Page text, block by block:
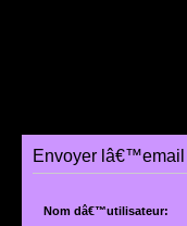
Envoyer
Nom dâ€™utilisateur: